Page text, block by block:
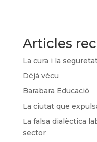
Articles
La cura i la
Déjà vécu
Barabara Educació
La ciutat que
La falsa dialèctica
sector